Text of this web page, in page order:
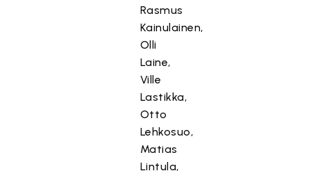
Rasmus
Kainulainen,
Olli
Laine,
Ville
Lastikka,
Otto
Lehkosuo,
Matias
Lintula,